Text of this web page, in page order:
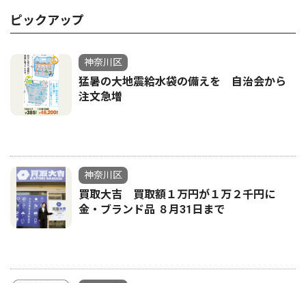
ピックアップ
神奈川区
猛暑の大地震給水袋の備えを 自治会から
注文急増
神奈川区
買取大吉 買取額１万円が１万２千円に
金・ブランド品 ８月31日まで